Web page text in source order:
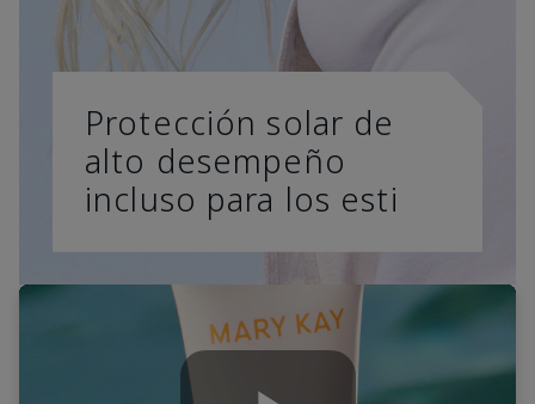
Protección solar de
alto desempeño
incluso para los esti